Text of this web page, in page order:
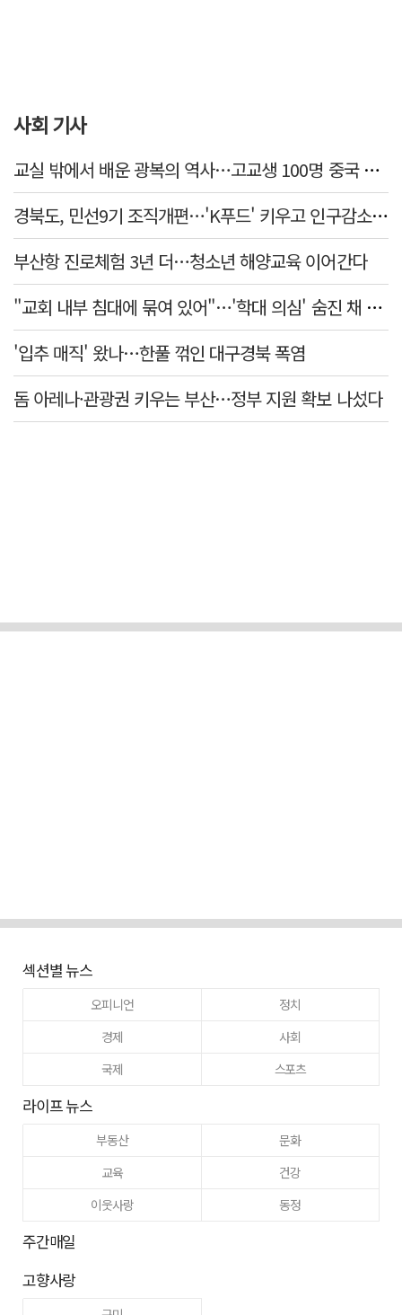
사회 기사
교실 밖에서 배운 광복의 역사…고교생 100명 중국 탐방
경북도, 민선9기 조직개편…'K푸드' 키우고 인구감소 대응 강화
부산항 진로체험 3년 더…청소년 해양교육 이어간다
"교회 내부 침대에 묶여 있어"…'학대 의심' 숨진 채 발견된 11세 아동
'입추 매직' 왔나…한풀 꺾인 대구경북 폭염
돔 아레나·관광권 키우는 부산…정부 지원 확보 나섰다
섹션별 뉴스
오피니언
정치
경제
사회
국제
스포츠
라이프 뉴스
부동산
문화
교육
건강
이웃사랑
동정
주간매일
고향사랑